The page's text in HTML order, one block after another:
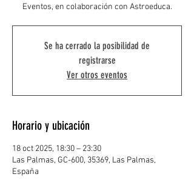
Eventos, en colaboración con Astroeduca.
Se ha cerrado la posibilidad de
registrarse
Ver otros eventos
Horario y ubicación
18 oct 2025, 18:30 – 23:30
Las Palmas, GC-600, 35369, Las Palmas,
España